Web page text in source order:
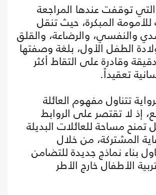
توقفت عندها المراجعة
المبكرة، حيث تنقل
والنفسي، والرضاعة، والقلق
الطفل الأول، بلغة وصفتها
دقيقة وقادرة على التقاط أكثر
تعقيداً.
تتناول مفهوم العائلة
إذ لا تقتصر على الروابط
تمنح مساحة للعائلات البديلة
المشتركة، من خلال
بناء نماذج جديدة للتضامن
الأطفال خارج الأطر